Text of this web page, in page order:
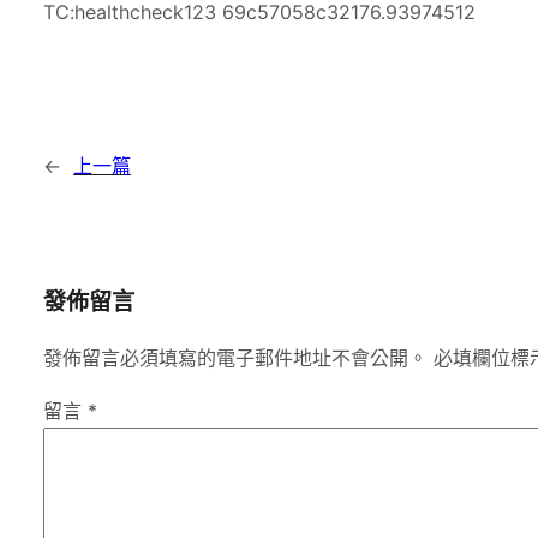
TC:healthcheck123 69c57058c32176.93974512
← 上一篇
發佈留言
發佈留言必須填寫的電子郵件地址不會公開。 必填欄位
留言 *